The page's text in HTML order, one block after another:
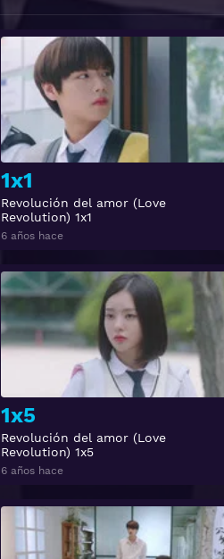
1x1
Revolución del amor (Love
Revolution) 1x1
6 años hace
1x5
Revolución del amor (Love
Revolution) 1x5
6 años hace